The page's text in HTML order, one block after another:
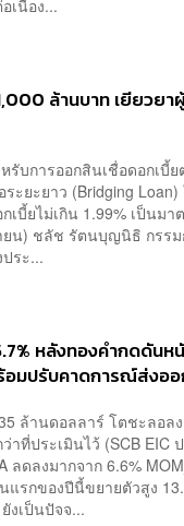
เนื่อง...
ล้านบาท เยียวยา
รับการออกสินเชื่อดอกเบี้
ะยะยาว (Bridging Loan)
บี้ยไม่เกิน 1.99% เป็นมา
น) ชลัช รัตนบุญนิธิ กรรม
ระ...
หลังทองคำกดดันห
อมปรับคาดการณ์ส่งอ
ล้านดอลลาร์ โตชะลอล
าที่ประเมินไว้ (SCB EIC
ลดลงมากจาก 6.6%
แรกของปีนี้ขยายตัวสูง
งเป็นปัจจ...